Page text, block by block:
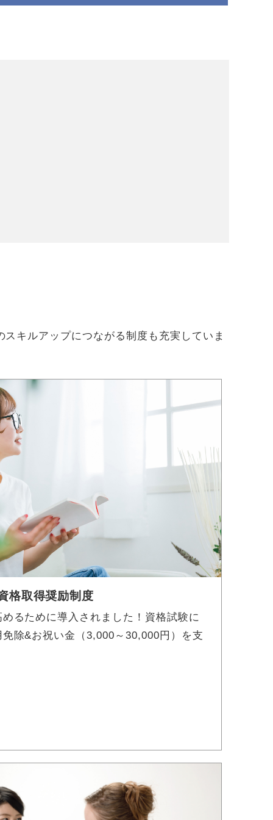
キルアップにつながる制度も充実していま
格取得奨励制度
るために導入されました！資格試験に
除&お祝い金（3,000～30,000円）を支